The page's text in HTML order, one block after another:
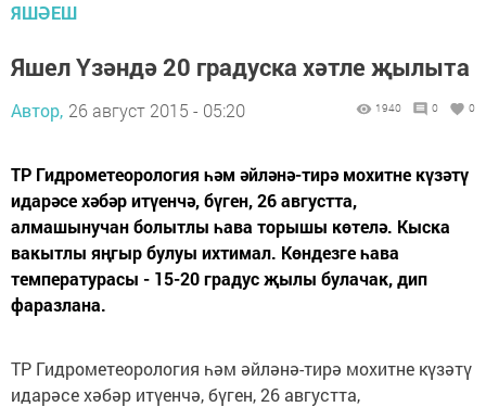
ЯШӘЕШ
Яшел Үзәндә 20 градуска хәтле җылыта
Автор, 26 август 2015 - 05:20 1940 0 0
ТР Гидрометеорология һәм әйләнә-тирә мохитне күзәтү
идарәсе хәбәр итүенчә, бүген, 26 августта,
алмашынучан болытлы һава торышы көтелә. Кыска
вакытлы яңгыр булуы ихтимал. Көндезге һава
температурасы - 15-20 градус җылы булачак, дип
фаразлана.
ТР Гидрометеорология һәм әйләнә-тирә мохитне күзәтү
идарәсе хәбәр итүенчә, бүген, 26 августта,